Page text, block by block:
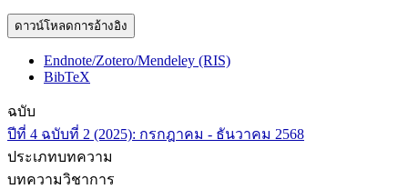
ดาวน์โหลดการอ้างอิง
Endnote/Zotero/Mendeley (RIS)
BibTeX
ฉบับ
ปีที่ 4 ฉบับที่ 2 (2025): กรกฎาคม - ธันวาคม 2568
ประเภทบทความ
บทความวิชาการ